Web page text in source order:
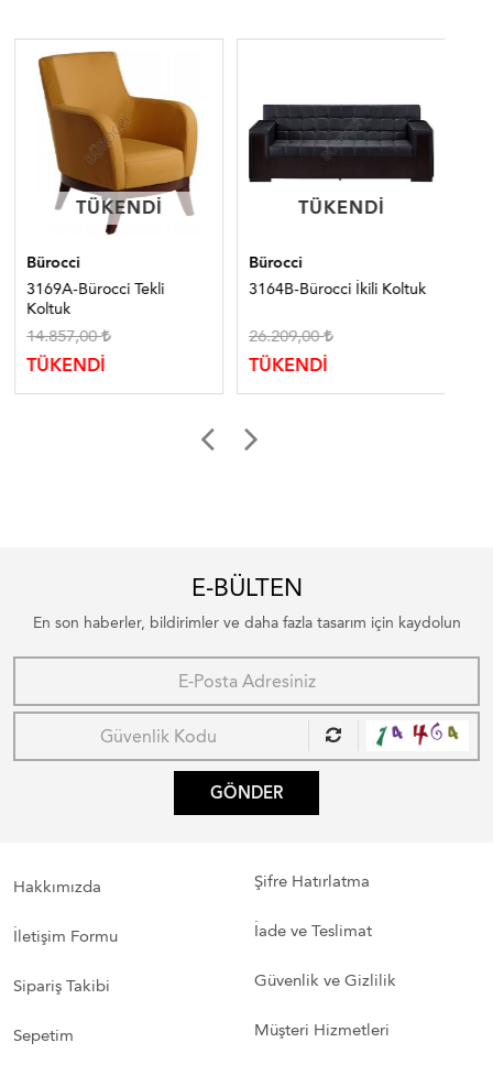
TÜKENDI
TÜKENDI
Bürocci
3169A-Bürocci Tekli
Koltuk
14.857,00
TÜKENDİ
TÜKENDI
TÜKENDI
Bürocci
3164B-Bürocci İkili Koltuk
26.209,00
TÜKENDİ
E-BÜLTEN
En son haberler, bildirimler ve daha fazla tasarım için kaydolun
GÖNDER
Hakkımızda
İletişim Formu
Sipariş Takibi
Sepetim
Şifre Hatırlatma
İade ve Teslimat
Güvenlik ve Gizlilik
Müşteri Hizmetleri